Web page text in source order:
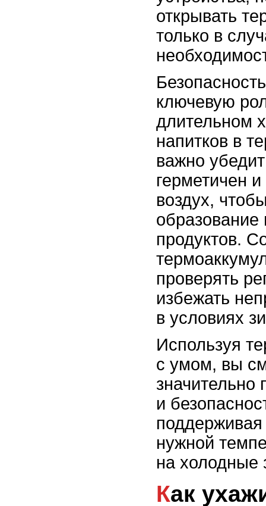
открывать
только в
ключевую
длительном
напитков в
важно
герметичен
воздух,
образование
продуктов.
проверять
избежать
в условиях
Используя
с умом, вы
значительно
и
поддерживая
нужной
на холодные
Как ухаживать за